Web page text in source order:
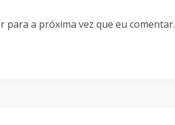
para a próxima vez que eu comentar.